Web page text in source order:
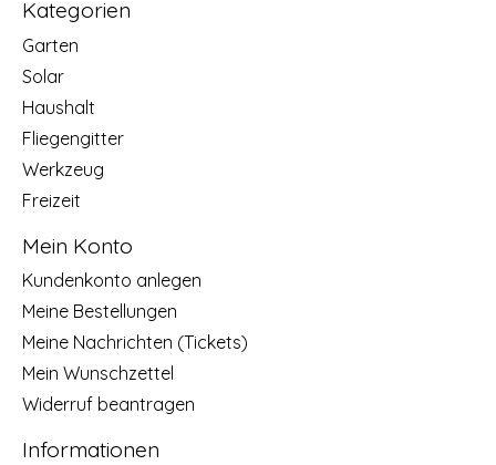
Kategorien
Garten
Solar
Haushalt
Fliegengitter
Werkzeug
Freizeit
Mein Konto
Kundenkonto anlegen
Meine Bestellungen
Meine Nachrichten (Tickets)
Mein Wunschzettel
Widerruf beantragen
Informationen